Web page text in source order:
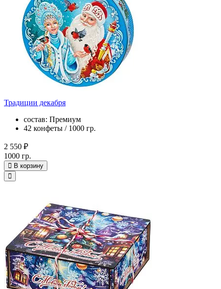
Традиции декабря
состав: Премиум
42 конфеты / 1000 гр.
2 550 ₽
1000 гр.
В корзину